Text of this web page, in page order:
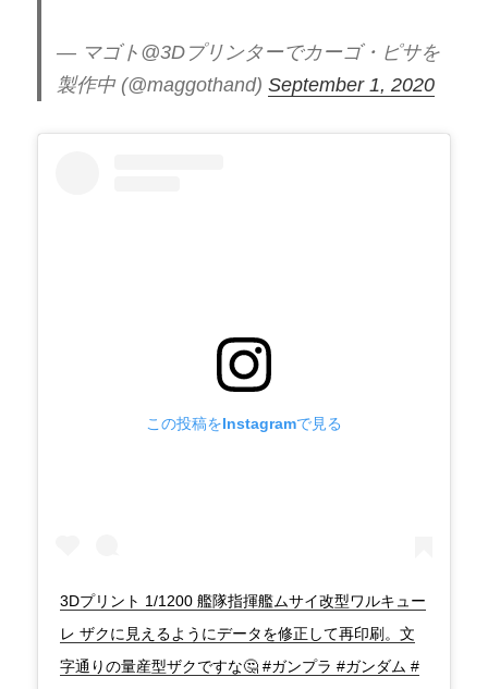
— マゴト@3Dプリンターでカーゴ・ピサを
製作中 (@maggothand)September 1, 2020
この投稿をInstagramで見る
3Dプリント 1/1200 艦隊指揮艦ムサイ改型ワルキュー
レ ザクに見えるようにデータを修正して再印刷。文
字通りの量産型ザクですな🤔 #ガンプラ #ガンダム #